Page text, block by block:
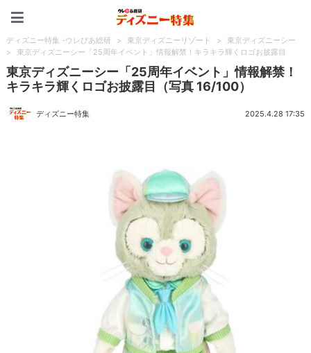
ディズニー特集 -ウレぴあ総研 > 東京ディズニーリゾート >
東京ディズニーシー
>
東京ディズニーシー「25周年イベント」情報解禁！キラキラ輝くロゴお披露目
東京ディズニーシー「25周年イベント」情報解禁！
キラキラ輝くロゴお披露目（写真 16/100）
ディズニー特集 2025.4.28 17:35